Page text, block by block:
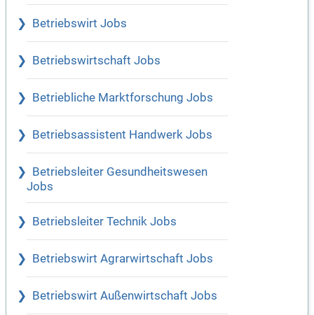
Betriebswirt Jobs
Betriebswirtschaft Jobs
Betriebliche Marktforschung Jobs
Betriebsassistent Handwerk Jobs
Betriebsleiter Gesundheitswesen
Jobs
Betriebsleiter Technik Jobs
Betriebswirt Agrarwirtschaft Jobs
Betriebswirt Außenwirtschaft Jobs